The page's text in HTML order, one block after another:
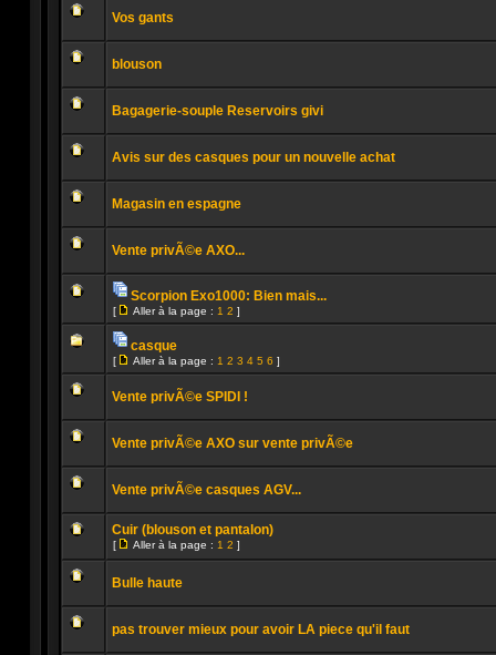
non
Aucun
non
Vos gants
Aucun
non
blouson
Aucun
non
Bagagerie-souple Reservoirs givi
Aucun
non
Avis sur des casques pour un nouvelle achat
Aucun
non
Magasin en espagne
Aucun
message
non
Vente privÃ©e AXO...
Aucun
message
non
Pièces
jointes
Scorpion Exo1000: Bien mais...
[
Aller
la
page
Aller à la page : 1 2 ]
Aucun
non
Pièces
jointes
casque
[
Aller
la
page
Aller à la page : 1 2 3 4 5 6 ]
Aucun
non
Vente privÃ©e SPIDI !
Aucun
non
Vente privÃ©e AXO sur vente privÃ©e
Aucun
message
non
Vente privÃ©e casques AGV...
Aucun
non
Cuir (blouson et pantalon)
[
la
page
Aller à la page : 1 2 ]
Aucun
non
Bulle haute
Aucun
pas trouver mieux pour avoir LA piece qu'il faut